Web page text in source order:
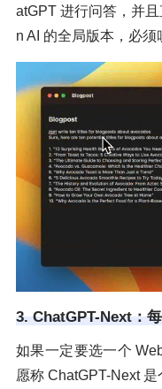
atGPT 进行问答，并
n AI 的全局版本，必须
3. ChatGPT-Next：
如果一定要选一个
愿称 ChatGPT-Next 是